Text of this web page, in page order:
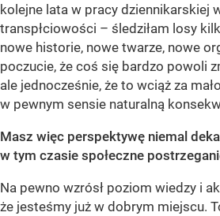
kolejne lata w pracy dziennikarskiej
transpłciowości – śledziłam losy
nowe historie, nowe twarze, nowe
poczucie, że coś się bardzo powoli
ale jednocześnie, że to wciąż za
w pewnym sensie naturalną
Masz więc perspektywę niemal
w tym czasie społeczne
Na pewno wzrósł poziom wiedzy i
że jesteśmy już w dobrym miejscu.